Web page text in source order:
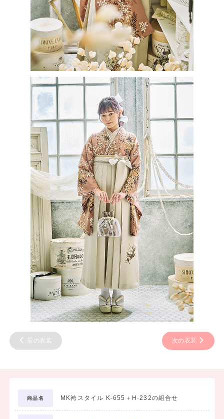
前の衣装 次の衣装
商品名 MK袴スタイル K-655＋H-232の組合せ